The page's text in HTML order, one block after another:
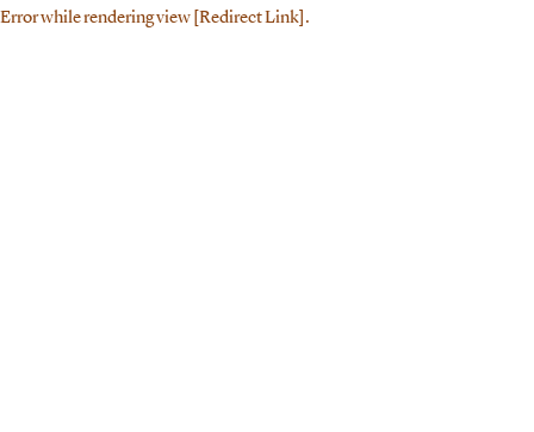
Error while rendering view [Redirect Link].